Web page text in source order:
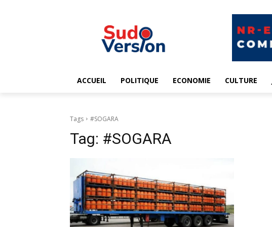
ACCUEIL POLITIQUE ECONOMIE CULTURE
Tags #SOGARA
Tag: #SOGARA